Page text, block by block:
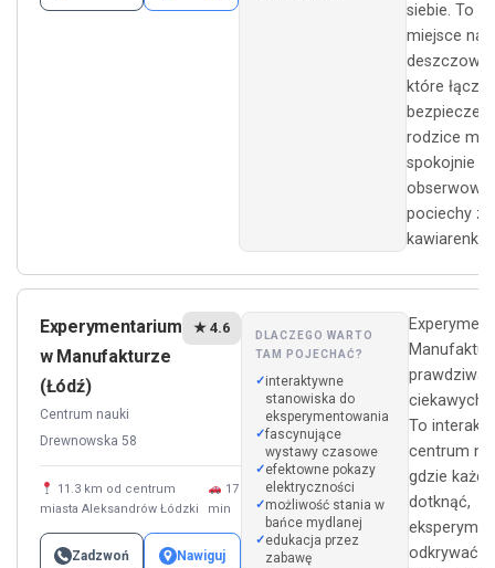
siebie. To
miejsce na
deszczowe
które łączy
rodzice
spokojnie
pociechy z
kawiarenki.
Experymentarium
w Manufakturze
(Łódź)
Centrum nauki
Drewnowska 58
★ 4.6
11.3 km od centrum
miasta Aleksandrów Łódzki
17
min
Zadzwoń Nawiguj
DLACZEGO WARTO
TAM POJECHAĆ?
interaktywne
stanowiska do
eksperymentowania
fascynujące
wystawy czasowe
efektowne pokazy
elektryczności
możliwość stania w
bańce mydlanej
edukacja przez
zabawę
prawdziwa
ciekawych
To
centrum
gdzie
dotknąć,
odkrywać